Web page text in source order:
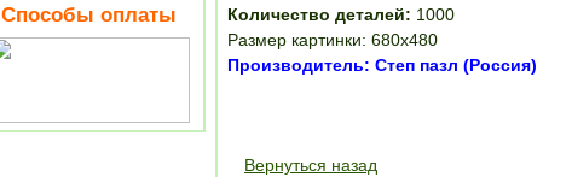
Способы оплаты
Количество деталей: 1000
Размер картинки: 680x480
Производитель: Степ пазл (Россия)
Вернуться назад